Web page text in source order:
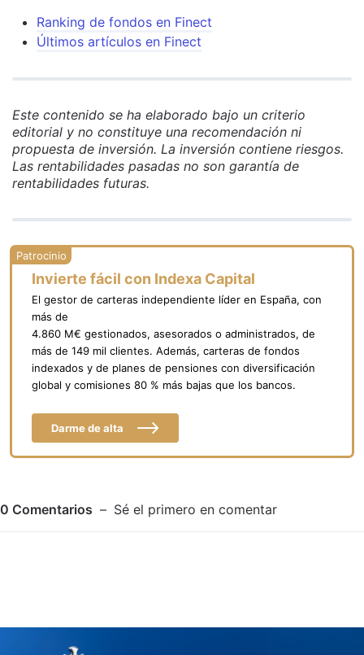
Ranking de fondos en Finect
Últimos artículos en Finect
Este contenido se ha elaborado bajo un criterio
editorial y no constituye una recomendación ni
propuesta de inversión. La inversión contiene riesgos.
Las rentabilidades pasadas no son garantía de
rentabilidades futuras.
Invierte fácil con Indexa Capital
El gestor de carteras independiente líder en España, con
más de
4.860 M€ gestionados, asesorados o administrados, de
más de 149 mil clientes. Además, carteras de fondos
indexados y de planes de pensiones con diversificación
global y comisiones 80 % más bajas que los bancos.
Darme de alta
0 Comentarios Sé el primero en comentar